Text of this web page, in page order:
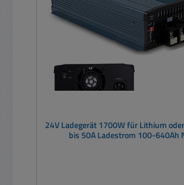
24V Ladegerät 1700W für Lithium
bis 50A Ladestrom 100-640Ah